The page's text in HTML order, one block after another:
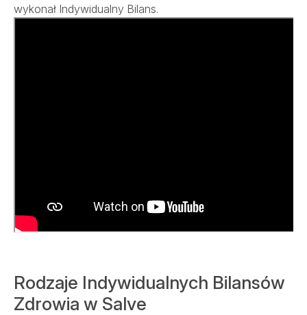
wykonał Indywidualny Bilans.
Rodzaje Indywidualnych Bilansów
Zdrowia w Salve